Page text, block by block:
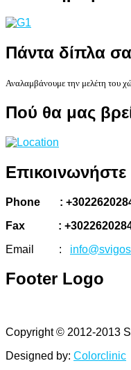
Πάντα δίπλα
Αναλαμβάνουμε την μελέτη του
Πού θα μας
Επικοινωνήστε
Phone :
Fax :
Email :
Footer Logo
Copyright © 2012-2013
Designed by: Colorclinic